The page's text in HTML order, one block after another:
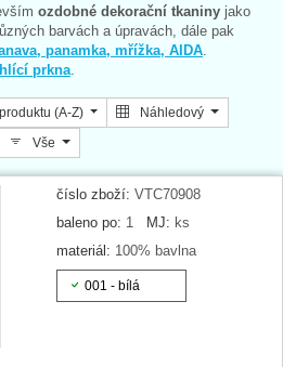
ozdobné dekorační tkaniny jako
barvách a úpravách, dále pak
panamka, mřížka, AIDA
prkna
(A-Z)
Náhledový
Vše
číslo zboží: VTC70908
baleno po: 1 MJ: ks
materiál: 100% bavlna
001 - bílá